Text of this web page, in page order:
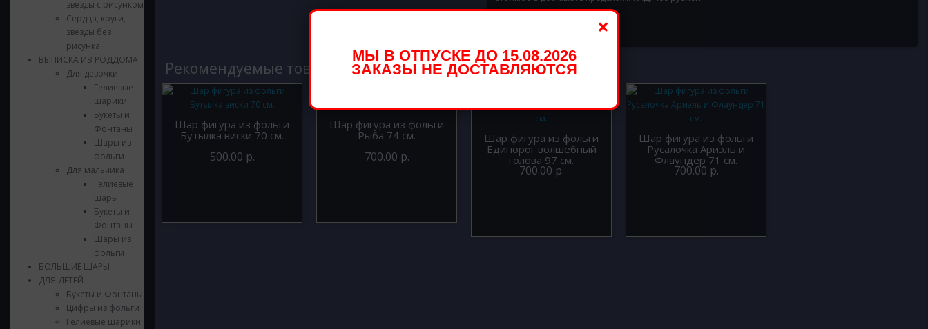
звезды с рисунком
Сердца, круги,
звезды без
рисунка
ВЫПИСКА ИЗ РОДДОМА
Для девочки
Гелиевые
шарики
Букеты и
Фонтаны
Шары из
фольги
Для мальчика
Гелиевые
шары
Букеты и
Фонтаны
Шары из
фольги
БОЛЬШИЕ ШАРЫ
ДЛЯ ДЕТЕЙ
Букеты и Фонтаны
Цифры из фольги
Гелиевые шарики
Рекомендуемые товары
Шар фигура из фольги
Бутылка виски 70 см.
500.00 р.
Шар фигура из фольги
Рыба 74 см.
700.00 р.
Шар фигура из фольги
Единорог волшебный
голова 97 см.
700.00 р.
Шар фигура из фольги
Русалочка Ариэль и
Флаундер 71 см.
700.00 р.
×
МЫ В ОТПУСКЕ ДО 15.08.2026
ЗАКАЗЫ НЕ ДОСТАВЛЯЮТСЯ